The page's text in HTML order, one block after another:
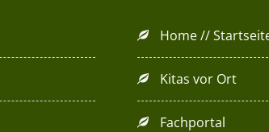
Home //
Kitas vor Ort
Fachportal